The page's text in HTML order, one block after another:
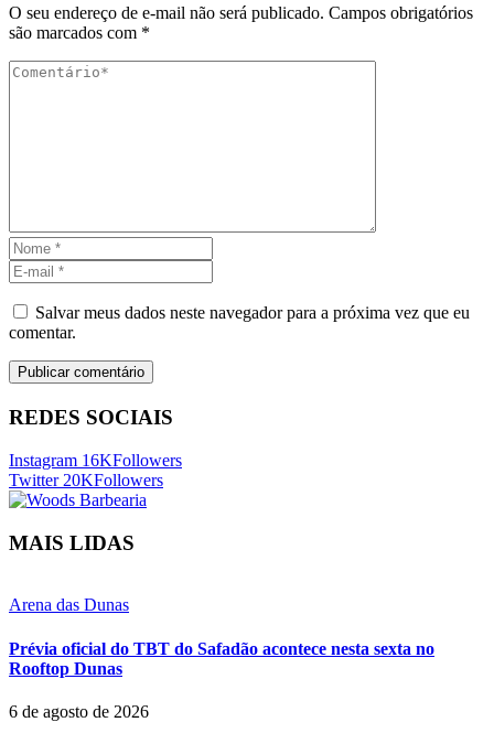
O seu endereço de e-mail não será publicado. Campos obrigatórios
são marcados com *
Salvar meus dados neste navegador para a próxima vez que eu
comentar.
REDES SOCIAIS
Instagram 16KFollowers
Twitter 20KFollowers
MAIS LIDAS
Arena das Dunas
Prévia oficial do TBT do Safadão acontece nesta sexta no
Rooftop Dunas
6 de agosto de 2026